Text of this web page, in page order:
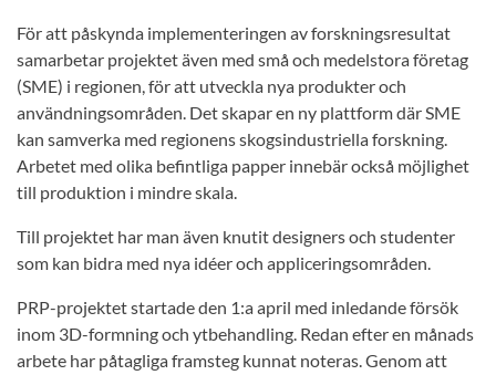
För att påskynda implementeringen av forskningsresultat
samarbetar projektet även med små och medelstora företag
(SME) i regionen, för att utveckla nya produkter och
användningsområden. Det skapar en ny plattform där SME
kan samverka med regionens skogsindustriella forskning.
Arbetet med olika befintliga papper innebär också möjlighet
till produktion i mindre skala.
Till projektet har man även knutit designers och studenter
som kan bidra med nya idéer och appliceringsområden.
PRP-projektet startade den 1:a april med inledande försök
inom 3D-formning och ytbehandling. Redan efter en månads
arbete har påtagliga framsteg kunnat noteras. Genom att